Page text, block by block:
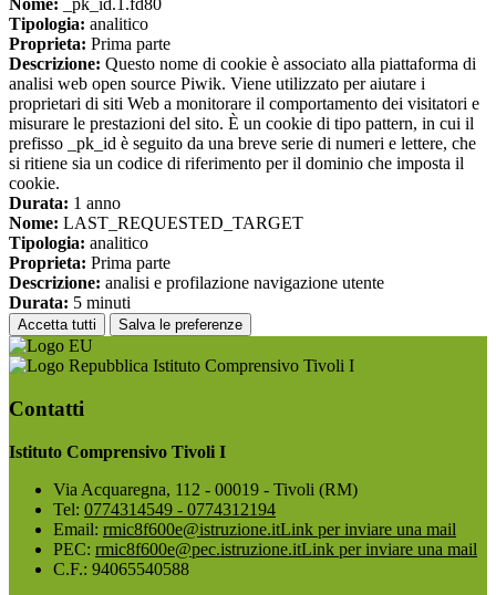
Nome: _pk_id.1.fd80
Tipologia: analitico
Proprieta: Prima parte
Descrizione: Questo nome di cookie è associato alla piattaforma di
analisi web open source Piwik. Viene utilizzato per aiutare i
proprietari di siti Web a monitorare il comportamento dei visitatori e
misurare le prestazioni del sito. È un cookie di tipo pattern, in cui il
prefisso _pk_id è seguito da una breve serie di numeri e lettere, che
si ritiene sia un codice di riferimento per il dominio che imposta il
cookie.
Durata: 1 anno
Nome: LAST_REQUESTED_TARGET
Tipologia: analitico
Proprieta: Prima parte
Descrizione: analisi e profilazione navigazione utente
Durata: 5 minuti
Accetta tutti Salva le preferenze
Istituto Comprensivo Tivoli I
Contatti
Istituto Comprensivo Tivoli I
Via Acquaregna, 112 - 00019 - Tivoli (RM)
Tel: 0774314549 - 0774312194
Email: rmic8f600e@istruzione.itLink per inviare una mail
PEC: rmic8f600e@pec.istruzione.itLink per inviare una mail
C.F.: 94065540588